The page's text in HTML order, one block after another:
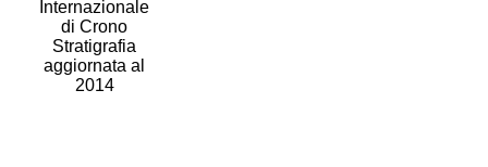
Internazionale
di Crono
Stratigrafia
aggiornata al
2014